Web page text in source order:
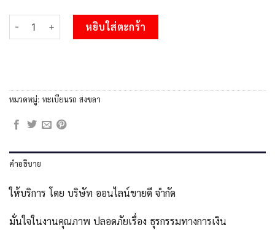
จำนวน 2.OKdee ทะเบียนรถสงขลา - ขพ 1111 ป้ายประมูล ทะเบียน
หยิบใส่ตะกร้า
หมวดหมู่: ทะเบียนรถ สงขลา
คำอธิบาย
ให้บริการ โดย บริษัท ออนไลน์ขายดี จำกัด
มั่นใจในงานคุณภาพ ปลอดภัยเรื่อง ธุรกรรมทางการเงิน